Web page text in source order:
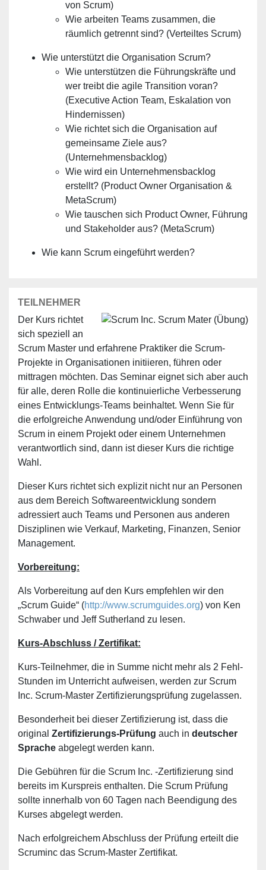
von Scrum)
Wie arbeiten Teams zusammen, die
räumlich getrennt sind? (Verteiltes Scrum)
Wie unterstützt die Organisation Scrum?
Wie unterstützen die Führungskräfte und
wer treibt die agile Transition voran?
(Executive Action Team, Eskalation von
Hindernissen)
Wie richtet sich die Organisation auf
gemeinsame Ziele aus?
(Unternehmensbacklog)
Wie wird ein Unternehmensbacklog
erstellt? (Product Owner Organisation &
MetaScrum)
Wie tauschen sich Product Owner, Führung
und Stakeholder aus? (MetaScrum)
Wie kann Scrum eingeführt werden?
TEILNEHMER
Der Kurs richtet
sich speziell an
Scrum Master und erfahrene Praktiker die Scrum-
Projekte in Organisationen initiieren, führen oder
mittragen möchten. Das Seminar eignet sich aber auch
für alle, deren Rolle die kontinuierliche Verbesserung
eines Entwicklungs-Teams beinhaltet. Wenn Sie für
die erfolgreiche Anwendung und/oder Einführung von
Scrum in einem Projekt oder einem Unternehmen
verantwortlich sind, dann ist dieser Kurs die richtige
Wahl.
Dieser Kurs richtet sich explizit nicht nur an Personen
aus dem Bereich Softwareentwicklung sondern
adressiert auch Teams und Personen aus anderen
Disziplinen wie Verkauf, Marketing, Finanzen, Senior
Management.
Vorbereitung:
Als Vorbereitung auf den Kurs empfehlen wir den
„Scrum Guide“ (http://www.scrumguides.org) von Ken
Schwaber und Jeff Sutherland zu lesen.
Kurs-Abschluss / Zertifikat:
Kurs-Teilnehmer, die in Summe nicht mehr als 2 Fehl-
Stunden im Unterricht aufweisen, werden zur Scrum
Inc. Scrum-Master Zertifizierungsprüfung zugelassen.
Besonderheit bei dieser Zertifizierung ist, dass die
original Zertifizierungs-Prüfung auch in deutscher
Sprache abgelegt werden kann.
Die Gebühren für die Scrum Inc. -Zertifizierung sind
bereits im Kurspreis enthalten. Die Scrum Prüfung
sollte innerhalb von 60 Tagen nach Beendigung des
Kurses abgelegt werden.
Nach erfolgreichem Abschluss der Prüfung erteilt die
Scruminc das Scrum-Master Zertifikat.